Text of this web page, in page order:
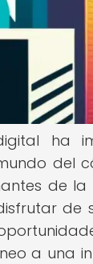
ha
del
de
de
a una